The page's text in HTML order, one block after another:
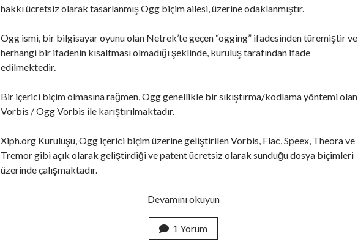
hakkı ücretsiz olarak tasarlanmış Ogg biçim ailesi, üzerine odaklanmıştır.
Ogg ismi, bir bilgisayar oyunu olan Netrek’te geçen “ogging” ifadesinden türemiştir ve
herhangi bir ifadenin kısaltması olmadığı şeklinde, kuruluş tarafından ifade
edilmektedir.
Bir içerici biçim olmasına rağmen, Ogg genellikle bir sıkıştırma/kodlama yöntemi olan
Vorbis / Ogg Vorbis ile karıştırılmaktadır.
Xiph.org Kuruluşu, Ogg içerici biçim üzerine geliştirilen Vorbis, Flac, Speex, Theora ve
Tremor gibi açık olarak geliştirdiği ve patent ücretsiz olarak sunduğu dosya biçimleri
üzerinde çalışmaktadır.
Devamını okuyunO
1 Yorum